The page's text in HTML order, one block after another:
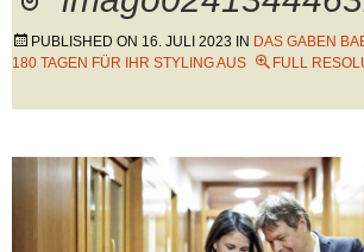
PUBLISHED ON 16. JULI 2023 IN DAS GABEN
180 TAGEN FÜR IHR STYLING AUS
FULL